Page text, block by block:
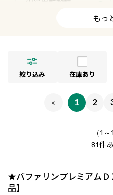
もっ
絞り込み 在庫あり
1 2
（1
81件
★バファリンプレミアム
品】